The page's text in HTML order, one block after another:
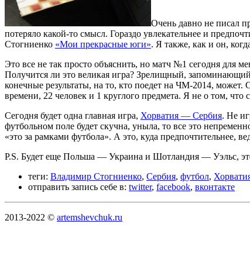
Очень давно не писал
потеряло какой-то смысл. Гораздо увлекательнее и
Стогниенко «Мои прекрасные юги». Я также, как и он,
Это все не так просто объяснить, но матч №1 сегодня для
Получится ли это великая игра? Зрелищный,
конечные результаты, на то, кто поедет на ЧМ-2014,
времени, 22 человек и 1 круглого предмета. Я не о том, что
Сегодня будет одна главная игра, Хорватия — Сербия. Не
футбольном поле будет скучна, уныла, то все это
«это за рамками футбола». А это, куда предпочтительнее,
P.S. Будет еще Польша — Украина и Шотландия — Уэльс,
теги: Владимир Стогниенко, Сербия, футбол,
отправить запись себе в: twitter, facebook, вконтакте
2013-2022 © artemshevchuk.ru